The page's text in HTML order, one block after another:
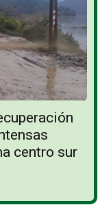
centro sur